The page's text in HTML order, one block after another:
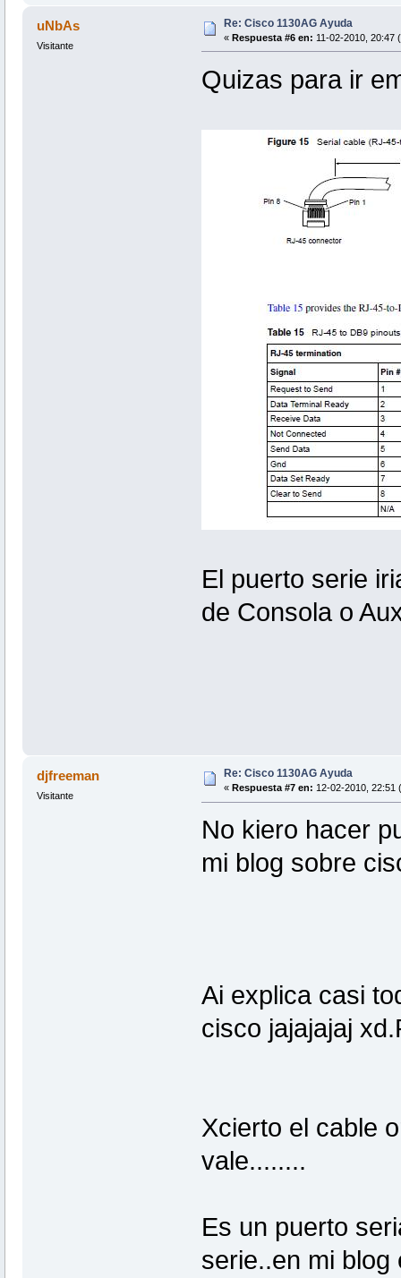
uNbAs
Visitante
Re: Cisco 1130AG Ayuda
« Respuesta #6 en: 11-02-2010, 20:47
Quizas para ir
El puerto serie
de Consola o
djfreeman
Visitante
Re: Cisco 1130AG Ayuda
« Respuesta #7 en: 12-02-2010, 22:51
No kiero hacer
mi blog sobre
Ai explica casi
cisco jajajajaj
Xcierto el cable
vale........
Es un puerto
serie..en mi blog